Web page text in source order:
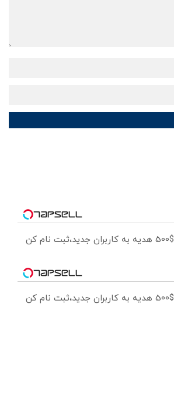
500$ هدیه به کاربران جدید،ثبت نام کن
500$ هدیه به کاربران جدید،ثبت نام کن